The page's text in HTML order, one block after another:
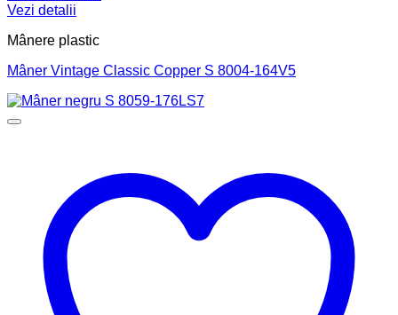
Vezi detalii
Mânere plastic
Mâner Vintage Classic Copper S 8004-164V5